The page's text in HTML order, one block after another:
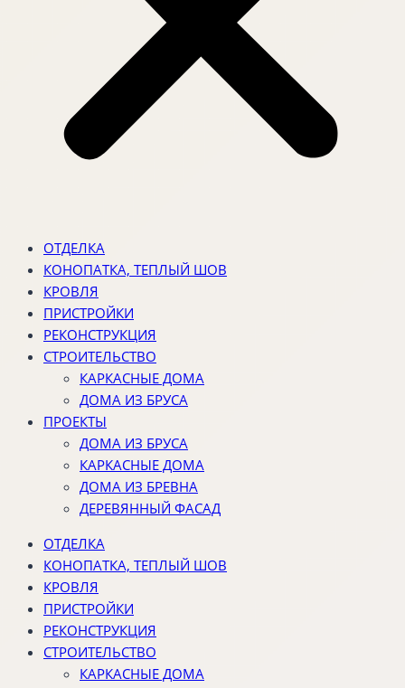
ОТДЕЛКА
КОНОПАТКА, ТЕПЛЫЙ ШОВ
КРОВЛЯ
ПРИСТРОЙКИ
РЕКОНСТРУКЦИЯ
СТРОИТЕЛЬСТВО
КАРКАСНЫЕ ДОМА
ДОМА ИЗ БРУСА
ПРОЕКТЫ
ДОМА ИЗ БРУСА
КАРКАСНЫЕ ДОМА
ДОМА ИЗ БРЕВНА
ДЕРЕВЯННЫЙ ФАСАД
ОТДЕЛКА
КОНОПАТКА, ТЕПЛЫЙ ШОВ
КРОВЛЯ
ПРИСТРОЙКИ
РЕКОНСТРУКЦИЯ
СТРОИТЕЛЬСТВО
КАРКАСНЫЕ ДОМА